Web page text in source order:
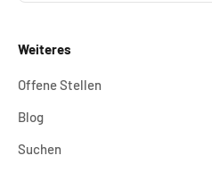
Weiteres
Offene Stellen
Blog
Suchen